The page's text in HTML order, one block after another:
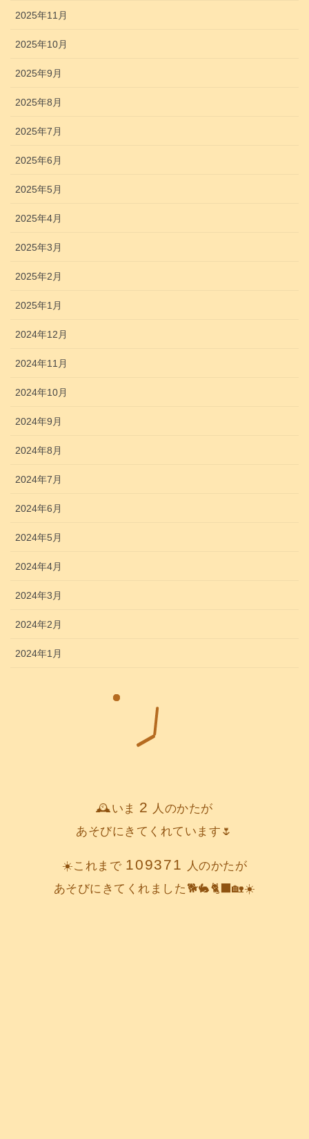
2025年11月
2025年10月
2025年9月
2025年8月
2025年7月
2025年6月
2025年5月
2025年4月
2025年3月
2025年2月
2025年1月
2024年12月
2024年11月
2024年10月
2024年9月
2024年8月
2024年7月
2024年6月
2024年5月
2024年4月
2024年3月
2024年2月
2024年1月
🕰️いま 2 人のかたが
あそびにきてくれています🌷
☀️これまで 109371
人のかたが
あそびにきてくれました🐕️🐇🐈‍⬛🏡☀️